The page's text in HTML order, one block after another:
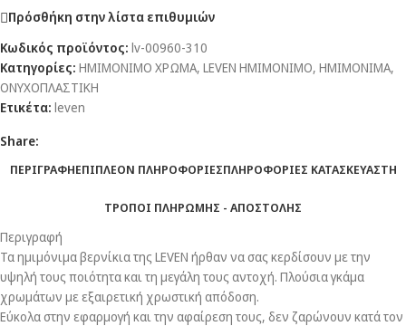
Πρόσθήκη στην λίστα επιθυμιών
Κωδικός προϊόντος: lv-00960-310
Κατηγορίες: ΗΜΙΜΟΝΙΜΟ ΧΡΩΜΑ, LEVEN ΗΜΙΜΟΝΙΜΟ, ΗΜΙΜΟΝΙΜΑ,
ΟΝΥΧΟΠΛΑΣΤΙΚΗ
Ετικέτα: leven
Share:
ΠΕΡΙΓΡΑΦΗΕΠΙΠΛΕΟΝ ΠΛΗΡΟΦΟΡΙΕΣΠΛΗΡΟΦΟΡΙΕΣ ΚΑΤΑΣΚΕΥΑΣΤΗ
ΤΡΟΠΟΙ ΠΛΗΡΩΜΗΣ - ΑΠΟΣΤΟΛΗΣ
Περιγραφή
Τα ημιμόνιμα βερνίκια της LEVEN ήρθαν να σας κερδίσουν με την
υψηλή τους ποιότητα και τη μεγάλη τους αντοχή. Πλούσια γκάμα
χρωμάτων με εξαιρετική χρωστική απόδοση.
Εύκολα στην εφαρμογή και την αφαίρεση τους, δεν ζαρώνουν κατά τον